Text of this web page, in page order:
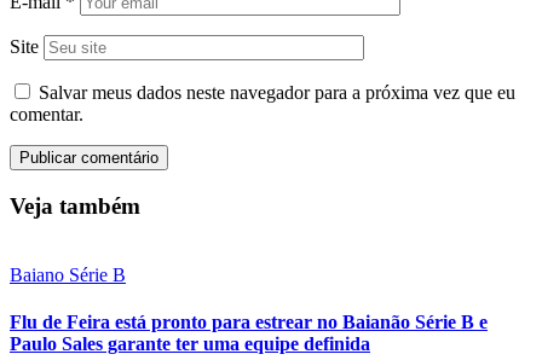
Site
Salvar meus dados neste navegador para a próxima vez que eu
comentar.
Veja também
Baiano Série B
Flu de Feira está pronto para estrear no Baianão Série B e
Paulo Sales garante ter uma equipe definida